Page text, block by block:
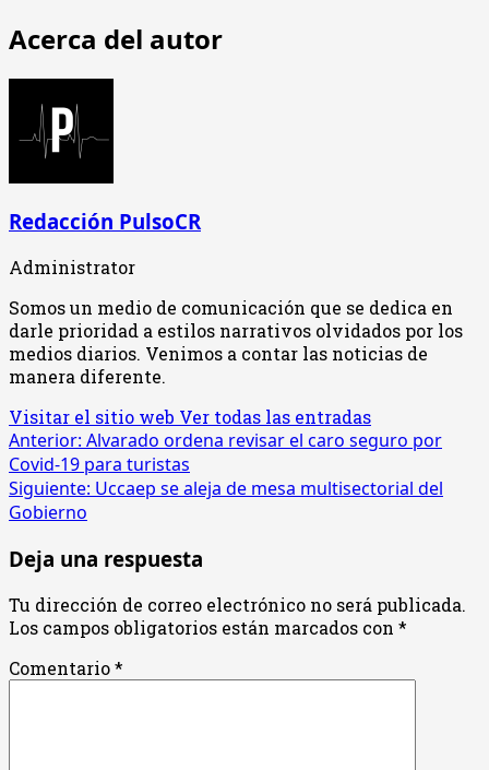
Acerca del autor
Redacción PulsoCR
Administrator
Somos un medio de comunicación que se dedica en
darle prioridad a estilos narrativos olvidados por los
medios diarios. Venimos a contar las noticias de
manera diferente.
Visitar el sitio web Ver todas las entradas
Navegación
de
entradas
Anterior: Alvarado ordena revisar el caro seguro por
Covid-19 para turistas
Siguiente: Uccaep se aleja de mesa multisectorial del
Gobierno
Deja una respuesta
Tu dirección de correo electrónico no será publicada.
Los campos obligatorios están marcados con *
Comentario*